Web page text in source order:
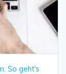
So geht's